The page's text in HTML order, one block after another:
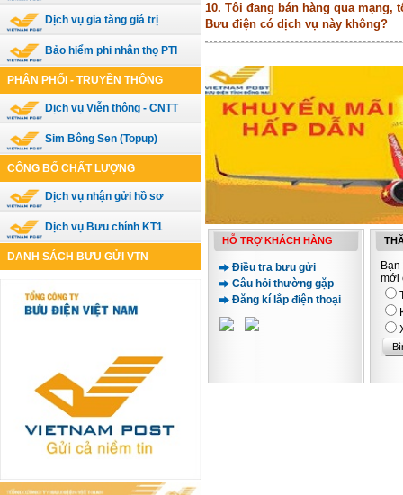
Dịch vụ gia tăng giá trị
Bảo hiểm phi nhân thọ PTI
PHÂN PHỐI - TRUYỀN THÔNG
Dịch vụ Viễn thông - CNTT
Sim Bông Sen (Topup)
CÔNG BỐ CHẤT LƯỢNG
Dịch vụ nhận gửi hồ sơ
Dịch vụ Bưu chính KT1
DANH SÁCH BƯU GỬI VTN
10. Tôi đang bán hàng qua mạng,
Bưu điện có dịch vụ này không?
HỖ TRỢ KHÁCH HÀNG
Điều tra bưu gửi
Câu hỏi thường gặp
Đăng kí lắp điện thoại
mới